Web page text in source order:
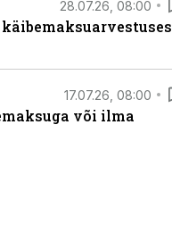
28.07.26, 08:00
17.07.26, 08:00
või ilma